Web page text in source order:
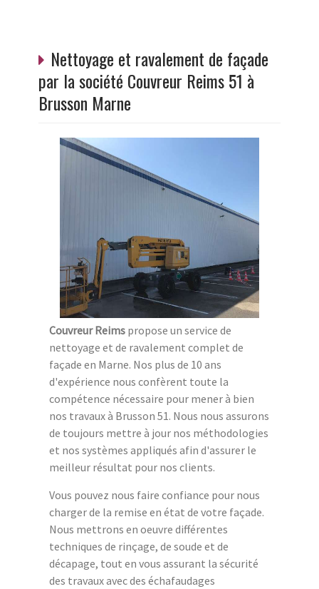
Nettoyage et ravalement de façade
par la société Couvreur Reims 51 à
Brusson Marne
Couvreur Reims propose un service de
nettoyage et de ravalement complet de
façade en Marne. Nos plus de 10 ans
d'expérience nous confèrent toute la
compétence nécessaire pour mener à bien
nos travaux à Brusson 51. Nous nous assurons
de toujours mettre à jour nos méthodologies
et nos systèmes appliqués afin d'assurer le
meilleur résultat pour nos clients.
Vous pouvez nous faire confiance pour nous
charger de la remise en état de votre façade.
Nous mettrons en oeuvre différentes
techniques de rinçage, de soude et de
décapage, tout en vous assurant la sécurité
des travaux avec des échafaudages